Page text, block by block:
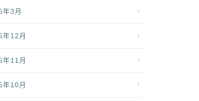
3月
年12月
年11月
年10月